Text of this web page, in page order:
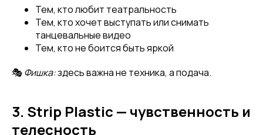
Тем, кто любит театральность
Тем, кто хочет выступать или снимать
танцевальные видео
Тем, кто не боится быть яркой
🎭Фишка:здесь важна не техника, а подача.
3. Strip Plastic — чувственность и
телесность